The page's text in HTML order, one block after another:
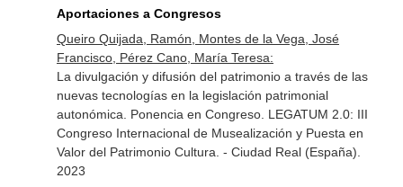
Aportaciones a Congresos
Queiro Quijada, Ramón, Montes de la Vega, José
Francisco, Pérez Cano, María Teresa:
La divulgación y difusión del patrimonio a través de las
nuevas tecnologías en la legislación patrimonial
autonómica. Ponencia en Congreso. LEGATUM 2.0: III
Congreso Internacional de Musealización y Puesta en
Valor del Patrimonio Cultura. - Ciudad Real (España).
2023